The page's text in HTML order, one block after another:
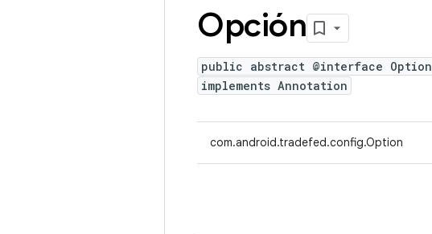
Opción
public abstract @interface Option
implements Annotation
com.android.tradefed.config.Option